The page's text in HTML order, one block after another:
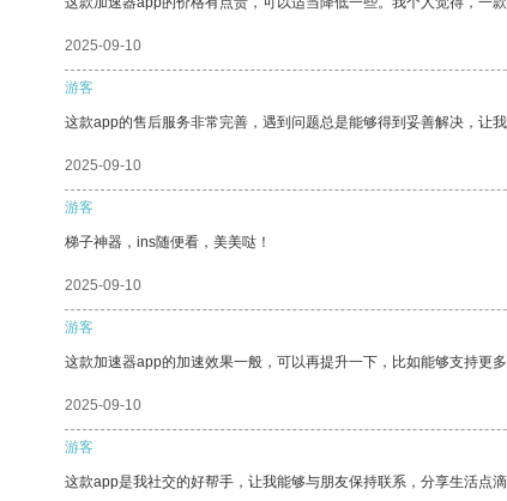
2025-09-10
游客
这款app的售后服务非常完善，遇到问题总是能够得到妥善解决，让我
2025-09-10
游客
梯子神器，ins随便看，美美哒！
2025-09-10
游客
这款加速器app的加速效果一般，可以再提升一下，比如能够支持更多
2025-09-10
游客
这款app是我社交的好帮手，让我能够与朋友保持联系，分享生活点滴